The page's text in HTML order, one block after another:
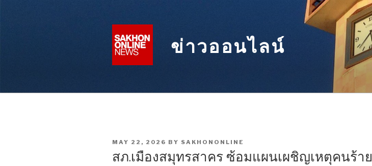
ข่าวออนไลน์
POSTED
MAY 22, 2026 BY SAKHONONLINE
สภ.เมืองสมุทรสาคร ซ้อมแผนเผชิญเหตุคนร้าย